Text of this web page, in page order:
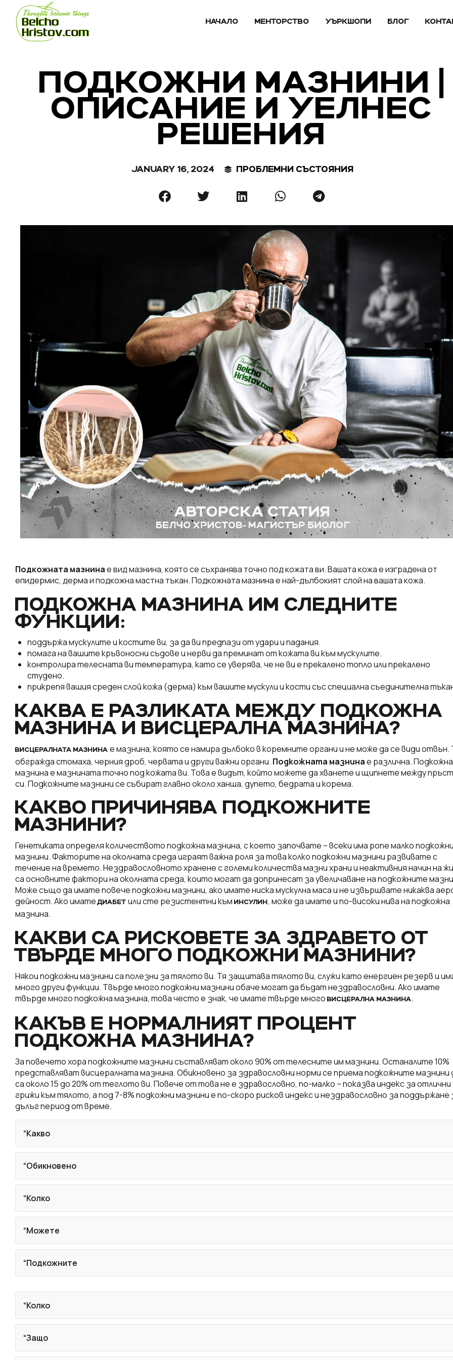
НАЧАЛО МЕНТОРСТВО УЪРКШОПИ БЛОГ
ПОДКОЖНИ МАЗНИНИ |
ОПИСАНИЕ И УЕЛНЕС
РЕШЕНИЯ
JANUARY 16, 2024 ПРОБЛЕМНИ СЪСТОЯНИЯ
Подкожната мазнинае вид мазнина, която се съхранява точно под кожата ви. Вашата кожа е изградена от
епидермис, дерма и подкожна мастна тъкан. Подкожната мазнина е най-дълбокият слой на вашата кожа.
ПОДКОЖНА МАЗНИНА ИМ СЛЕДНИТЕ
ФУНКЦИИ:
поддържа мускулите и костите ви, за да ви предпази от удари и падания.
помага на вашите кръвоносни съдове и нерви да преминат от кожата ви към мускулите.
контролира телесната ви температура, като се уверява, че не ви е прекалено топло или прекалено
студено.
прикрепя вашия среден слой кожа (дерма) към вашите мускули и кости със специална съединителна
КАКВА Е РАЗЛИКАТА МЕЖДУ ПОДКОЖНА
МАЗНИНА И ВИСЦЕРАЛНА МАЗНИНА?
ВИСЦЕРАЛНАТА МАЗНИНА е мазнина, която се намира дълбоко в коремните органи и не може да се види отвън.
обгражда стомаха, черния дроб, червата и други важни органи. Подкожната мазнинае различна.
мазнина е мазнината точно под кожата ви. Това е видът, който можете да хванете и щипнете между
си. Подкожните мазнини се събират главно около ханша, дупето, бедрата и корема.
КАКВО ПРИЧИНЯВА ПОДКОЖНИТЕ
МАЗНИНИ?
Генетиката определя количеството подкожна мазнина, с което започвате – всеки има pone малко подкожни
мазнини. Факторите на околната среда играят важна роля за това колко подкожни мазнини развивате с
течение на времето. Нездравословното хранене с големи количества мазни храни и неактивния начин на
са основните фактори на околната среда, които могат да допринесат за увеличаване на подкожните
Може също да имате повече подкожни мазнини, ако имате ниска мускулна маса и не извършвате никаква
дейност. Ако иматеДИАБЕТ или сте резистентни към ИНСУЛИН , може да имате и по-високи нива на подкожна
мазнина.
КАКВИ СА РИСКОВЕТЕ ЗА ЗДРАВЕТО ОТ
ТВЪРДЕ МНОГО ПОДКОЖНИ МАЗНИНИ?
Някои подкожни мазнини са полезни за тялото ви. Тя защитава тялото ви, служи като енергиен резерв и
много други функции. Твърде много подкожни мазнини обаче могат да бъдат нездравословни. Ако имате
твърде много подкожна мазнина, това често е знак, че имате твърде много ВИСЦЕРАЛНА МАЗНИНА.
КАКЪВ Е НОРМАЛНИЯТ ПРОЦЕНТ
ПОДКОЖНА МАЗНИНА?
За повечето хора подкожните мазнини съставляват около 90% от телесните им мазнини. Останалите 10%
представляват висцералната мазнина. Обикновено за здравословни норми се приема подкожните мазнини
са около 15 до 20% от теглото ви. Повече от това не е здравословно, по-малко – показва индекс за отлични
грижи към тялото, а под 7-8% подкожни мазнини е по-скоро рисков индекс и нездравословно за поддържане
дълъг период от време.
“Какво
“Обикновено
“Колко
“Можете
“Подкожните
“Колко
“Защо